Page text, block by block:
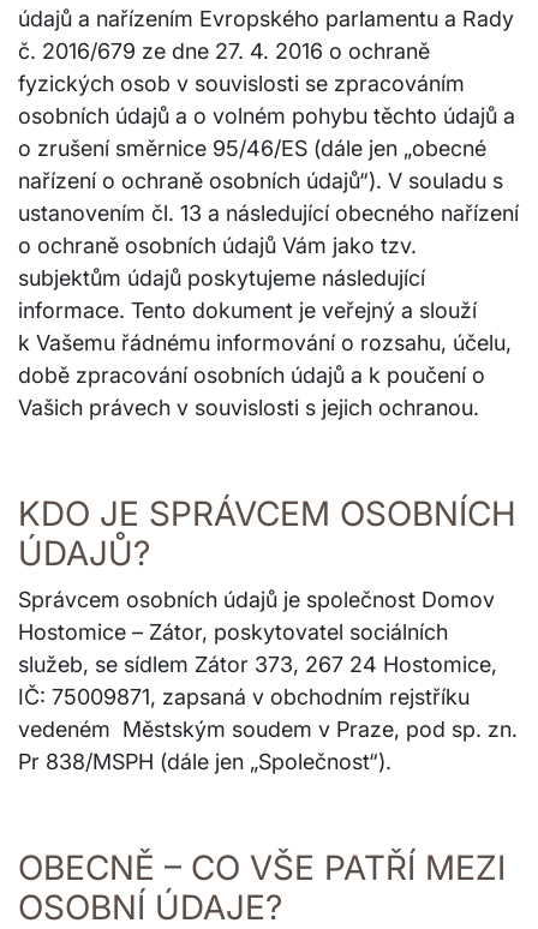
údajů a nařízením Evropského parlamentu a Rady
č. 2016/679 ze dne 27. 4. 2016 o ochraně
fyzických osob v souvislosti se zpracováním
osobních údajů a o volném pohybu těchto údajů a
o zrušení směrnice 95/46/ES (dále jen „obecné
nařízení o ochraně osobních údajů“). V souladu s
ustanovením čl. 13 a následující obecného nařízení
o ochraně osobních údajů Vám jako tzv.
subjektům údajů poskytujeme následující
informace. Tento dokument je veřejný a slouží
k Vašemu řádnému informování o rozsahu, účelu,
době zpracování osobních údajů a k poučení o
Vašich právech v souvislosti s jejich ochranou.
KDO JE SPRÁVCEM OSOBNÍCH
ÚDAJŮ?
Správcem osobních údajů je společnost Domov
Hostomice – Zátor, poskytovatel sociálních
služeb, se sídlem Zátor 373, 267 24 Hostomice,
IČ: 75009871, zapsaná v obchodním rejstříku
vedeném Městským soudem v Praze, pod sp. zn.
Pr 838/MSPH (dále jen „Společnost“).
OBECNĚ – CO VŠE PATŘÍ MEZI
OSOBNÍ ÚDAJE?